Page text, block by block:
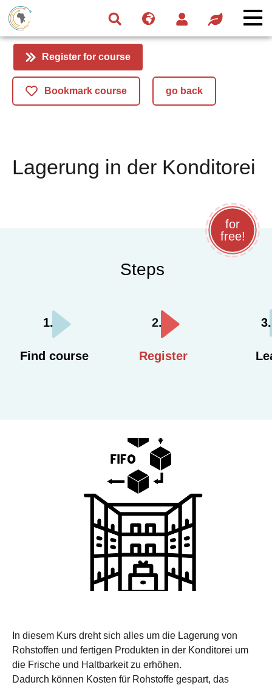
Skip
navigation
Skip
main
content
Skip
footer
Register for course
Bookmark course go back
Lagerung in der Konditorei
Steps
Find course Register
for
free!
In diesem Kurs dreht sich alles um die Lagerung von
Rohstoffen und fertigen Produkten in der Konditorei um
die Frische und Haltbarkeit zu erhöhen.
Dadurch können Kosten für Rohstoffe gespart, das